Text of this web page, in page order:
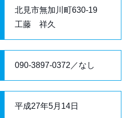
北見市無加川町630-19
工藤 祥久
090-3897-0372／なし
平成27年5月14日